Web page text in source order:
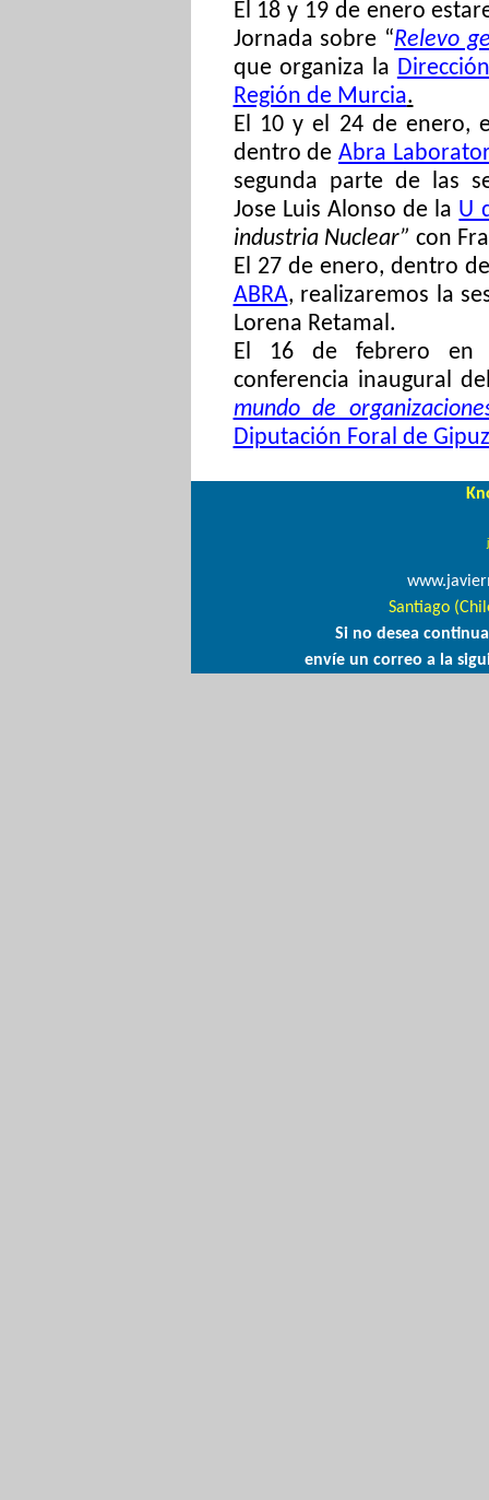
El 18 y 19 de enero
Jornada sobre “Relevo
que organiza la
Región de Murcia.
El
10 y el 24 de enero,
dentro de Abra
segunda parte de las
Jose Luis Alonsode la U
industria Nuclear” con
El 27 de enero, dentro
ABRA, realizaremos la
Lorena Retamal.
El 16 de febrero en
conferencia inaugural
mundo de
Diputación Foral de
Santiago
Si no desea
envíe un correo a la